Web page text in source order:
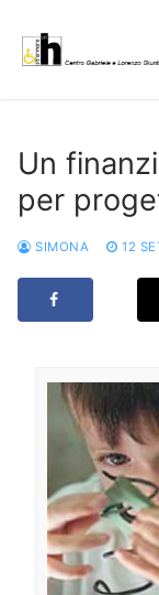
contenuto
Un
per
SIMONA 12